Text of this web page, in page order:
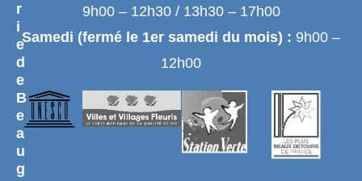
r
i
e
d
e
B
e
a
u
g
9h00 – 12h30 / 13h30 – 17h00
Samedi (fermé le 1er samedi du mois) : 9h00 –
12h00